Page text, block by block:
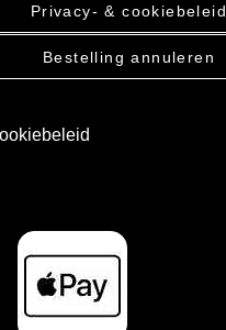
Privacy- & cookiebeleid
Bestelling annuleren